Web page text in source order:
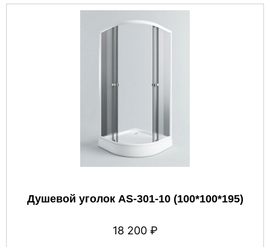
Душевой уголок AS-301-10 (100*100*195)
18 200 ₽